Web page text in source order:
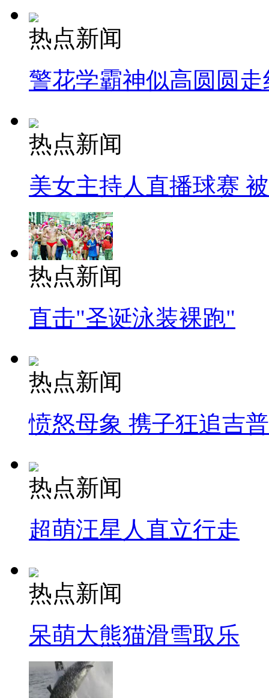
热点新闻
警花学霸神似高圆圆走
热点新闻
美女主持人直播球赛
热点新闻
直击"圣诞泳装裸跑"
热点新闻
愤怒母象 携子狂追吉
热点新闻
超萌汪星人直立行走
热点新闻
呆萌大熊猫滑雪取乐